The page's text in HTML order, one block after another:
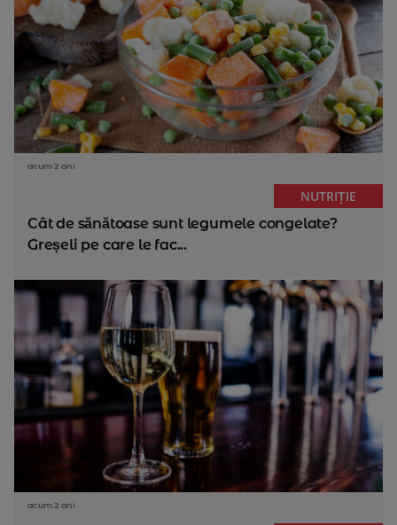
acum 2 ani
NUTRIȚIE
Cât de sănătoase sunt legumele congelate?
Greșeli pe care le fac...
acum 2 ani